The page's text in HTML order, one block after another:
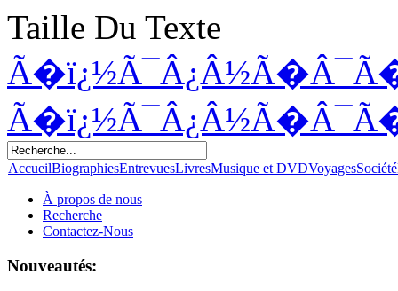
Taille Du Texte
AccueilBiographiesEntrevuesLivresMusique et DVDVoyagesSociété
À propos de nous
Recherche
Contactez-Nous
Nouveautés: